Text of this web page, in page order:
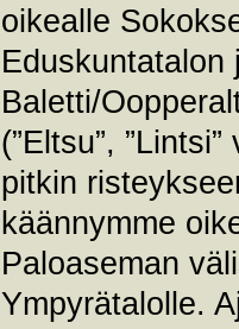
oikealle
Eduskuntatalon
Baletti/
(”Eltsu”,
pitkin
käännymme
Paloaseman
Ympyrätalolle.